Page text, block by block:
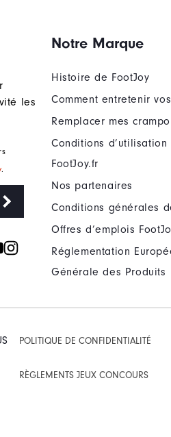
les
.
Notre Marque
Histoire de FootJoy
Comment entretenir
Remplacer mes
Conditions
FootJoy.fr
Nos partenaires
Conditions générales
Offres d’emplois
Réglementation
Générale des Produits
POLITIQUE DE CONFIDENTIALITÉ
RÈGLEMENTS JEUX CONCOURS